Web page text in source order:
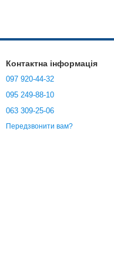
Контактна інформація
097 920-44-32
095 249-88-10
063 309-25-06
Передзвонити вам?